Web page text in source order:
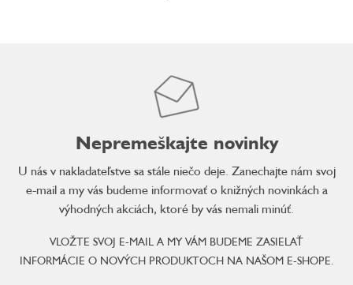
Nepremeškajte novinky
U nás v nakladateľstve sa stále niečo deje. Zanechajte nám svoj
e-mail a my vás budeme informovať o knižných novinkách a
výhodných akciách, ktoré by vás nemali minúť.
VLOŽTE SVOJ E-MAIL A MY VÁM BUDEME ZASIELAŤ
INFORMÁCIE O NOVÝCH PRODUKTOCH NA NAŠOM E-SHOPE.